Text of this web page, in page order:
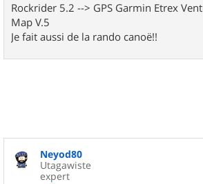
Rockrider 5.2 --> GPS Garmin Etrex
Map V.5
Je fait aussi de la rando canoë!!
Neyod80
Utagawiste
expert